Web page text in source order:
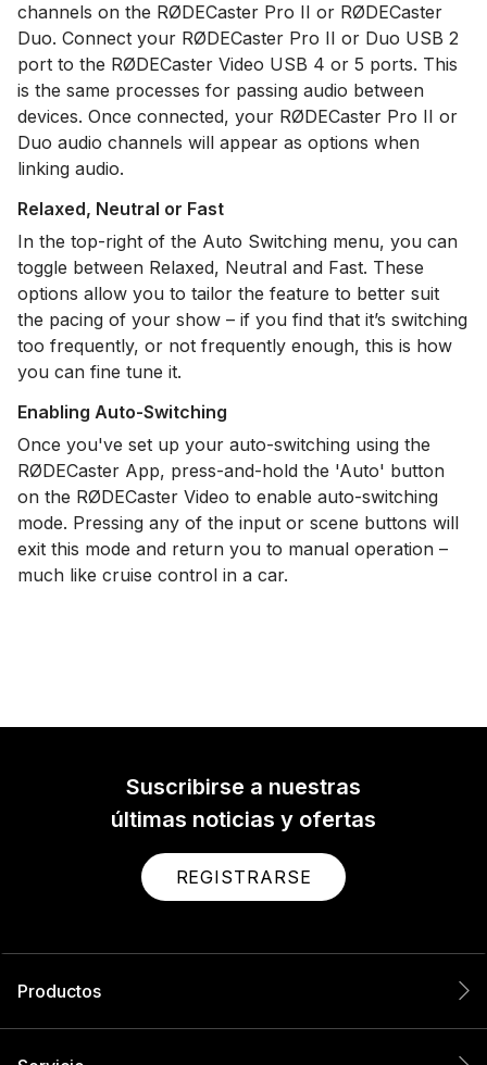
channels on the RØDECaster Pro II or RØDECaster
Duo. Connect your RØDECaster Pro II or Duo USB 2
port to the RØDECaster Video USB 4 or 5 ports. This
is the same processes for passing audio between
devices. Once connected, your RØDECaster Pro II or
Duo audio channels will appear as options when
linking audio.
Relaxed, Neutral or Fast
In the top-right of the Auto Switching menu, you can
toggle between Relaxed, Neutral and Fast. These
options allow you to tailor the feature to better suit
the pacing of your show – if you find that it’s switching
too frequently, or not frequently enough, this is how
you can fine tune it.
Enabling Auto-Switching
Once you've set up your auto-switching using the
RØDECaster App, press-and-hold the 'Auto' button
on the RØDECaster Video to enable auto-switching
mode. Pressing any of the input or scene buttons will
exit this mode and return you to manual operation –
much like cruise control in a car.
Suscribirse a nuestras
últimas noticias y ofertas
REGISTRARSE
Productos